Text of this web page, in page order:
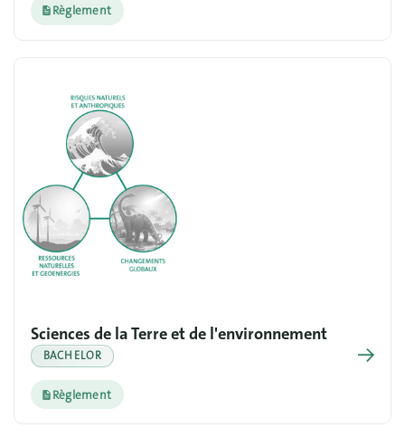
Règlement
Sciences de la Terre et de l'environnement
BACHELOR →
Règlement